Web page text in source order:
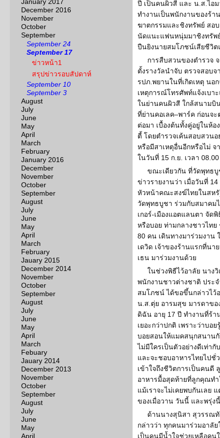
December 2016
November
October
September
September 24
September 17
ข่าวหน้า1
สรุปข่าวรอบสัปดาห์
September 10
September 3
August
July
June
May
April
March
February
January 2016
December
November
October
September
August
July
June
May
April
March
February
Jauary 2015
December 2014
November
October
September
August
July
June
May
April
March
Febuary
Jauary 2014
December 2013
November
October
September
August
July
June
May
April
ปี เป็นคนผิวสี และ น.ส.ไอ
ทำงานเป็นพนักงานของร้า
ฆาตกรรมและชิงทรัพย์ สอ
นัดแนะแฟนหนุ่มมาชิงทรัพ
ปืนยิงนายสมโภชน์เสียชีวิ
การสืบสวนของตำรวจ
ตั้งรางวัลนำจับ ตรวจสอบจ
รปภ.พยานในที่เกิดเหตุ นอ
เหตุการณ์โทรศัพท์แจ้งเบา
ในย่านคนผิวสี ใกล้สนามบิ
ที่ย่านคอเลค–พาร์ค ก่อนจ
ต่อมา เบื้องต้นทั้งคู่อยู่ในห้อ
ตี้ โดยตำรวจเค้นสอบสวนอ
หรือมีสาเหตุอื่นอีกหรือไม่
ในวันที่ 15 ก.ย. เวลา
ขณะเดียวกัน ที่วัดพุทธบู
ข่าวรายงานว่า เมื่อวันที่
หัวหน้าคณะสงฆ์ไทยในสหรั
วัดพุทธบูชา ร่วมกับสมาคม
เกอร์-เมืองแอตแลนตา จั
หรือบอย ท่ามกลางชาวไท
80 คน เดินทางมาร่วมงา
เดวิด เจ้าของร้านแรกที่นา
เธน มาร่วมงานด้วย
ในช่วงพิธีไว้อาลัย นาง
พนักงานชาวต่างชาติ ประ
สมโภชน์ ได้ขอขึ้นกล่าวไว้
น.ส.ตุ่ย อารมสุข มารดาขอ
ดิฉัน อายุ 17 ปี ทำงานที่ร้
เยอะกว่าปกติ เพราะว่าบอ
บอยสอนให้แมคสนุกสนานกั
ไม่มีใครเป็นตัวอย่างดีเท่า
และจะชอบอาหารไทยไป
เข้าใจถึงชีวิตการเป็นคนดี
อาหารมื้อสุดท้ายที่ลูกคุณท
แม้เราจะไม่เคยพบกันเลย
ของเมื่อวาน วันนี้ และพรุ่
ด้านนางสุนิสา สุวรรณทั
กล่าวว่า ทุกคนมาร่วมอาลั
เป็นคนมีน้ำใจช่วยเหลือค